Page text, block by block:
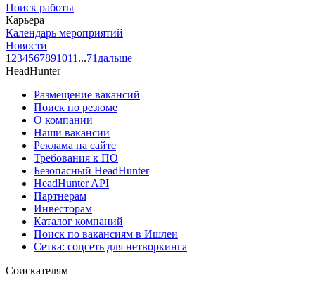
Поиск работы
Карьера
Календарь мероприятий
Новости
1 234567891011 ...71 дальше
HeadHunter
Размещение вакансий
Поиск по резюме
О компании
Наши вакансии
Реклама на сайте
Требования к ПО
Безопасный HeadHunter
HeadHunter API
Партнерам
Инвесторам
Каталог компаний
Поиск по вакансиям в Ишлеи
Сетка: соцсеть для нетворкинга
Соискателям